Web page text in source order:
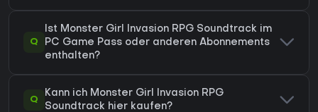
Q
Ist Monster Girl Invasion RPG Soundtrack im
PC Game Pass oder anderen Abonnements
enthalten?
Q
Kann ich Monster Girl Invasion RPG
Soundtrack hier kaufen?